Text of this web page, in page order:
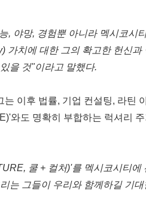
, 야망, 경험뿐 아니라 멕시코시
가치에 대한 그의 확고한 헌신과
있을 것"이라고 말했다.
는 이후 법률, 기업 컨설팅, 라틴
와도 명확히 부합하는 럭셔리
쿨+ 컬처)'를 멕시코시티에
는 그들이 우리와 함께하길 기대